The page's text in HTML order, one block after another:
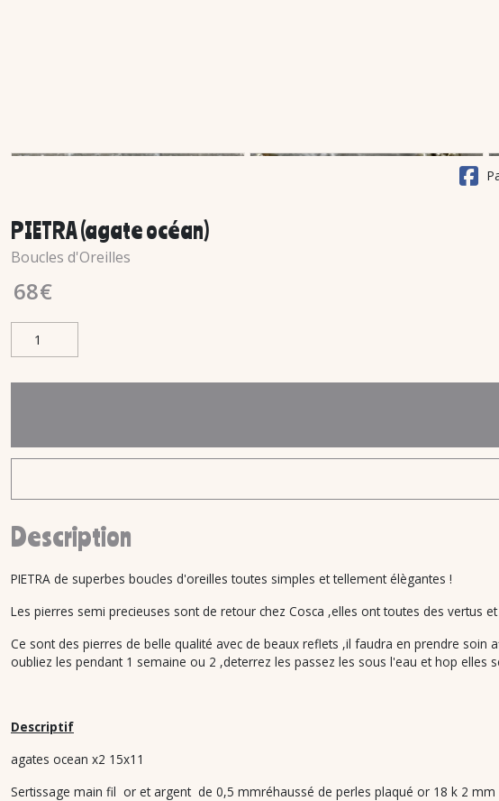
PIETRA (agate océan)
Boucles d'Oreilles
68€
Description
PIETRA de superbes boucles d'oreilles toutes simples et tellement élègantes !
Les pierres semi precieuses sont de retour chez Cosca ,elles ont toutes des vertus
Ce sont des pierres de belle qualité avec de beaux reflets ,il faudra en prendre
oubliez les pendant 1 semaine ou 2 ,deterrez les passez les sous l'eau et hop elles
Descriptif
agates ocean x2 15x11
Sertissage main fil or et argent de 0,5 mmréhaussé de perles plaqué or 18 k 2 mm